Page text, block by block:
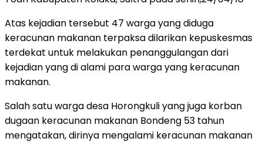
Atas kejadian tersebut 47 warga yang diduga
keracunan makanan terpaksa dilarikan kepuskesmas
terdekat untuk melakukan penanggulangan dari
kejadian yang di alami para warga yang keracunan
makanan.
Salah satu warga desa Horongkuli yang juga korban
dugaan keracunan makanan Bondeng 53 tahun
mengatakan, dirinya mengalami keracunan makanan